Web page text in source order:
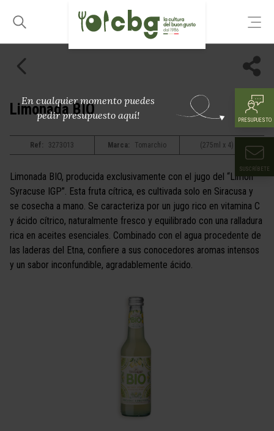
En cualquier momento puedes
pedir presupuesto aquí!
PRESUPUESTO
SUSCRÍBETE
Limonada BIO
Ref: 3273013 Marca: Tomarchio (275ml x 4) x 6
Limonada BIO, producida exclusivamente con el jugo del “Limón
Syracuse IGP”. Esta fruta cítrica, es cultivada solo en Siracusa y
se cosecha a mano. Se caracteriza por un jugo rico en vitamina C
y ácido cítrico, naturalmente fresco y equilibrado con una ralladura
rica en aceites esenciales. Combinado con el agua procedente de
las laderas del Etna, confiere a sus conocedores aromas intensos
y un sabor inconfundible, agradablemente ácido.